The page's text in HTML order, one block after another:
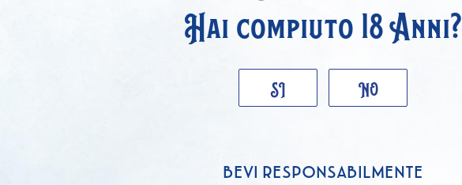
Hai compiuto 18 Anni?
SI NO
BEVI RESPONSABILMENTE